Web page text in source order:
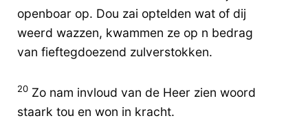
openboar op. Dou zai optelden wat of dij
weerd wazzen, kwammen ze op n bedrag
van fieftegdoezend zulverstokken.
20 Zo nam invloud van de Heer zien woord
staark tou en won in kracht.